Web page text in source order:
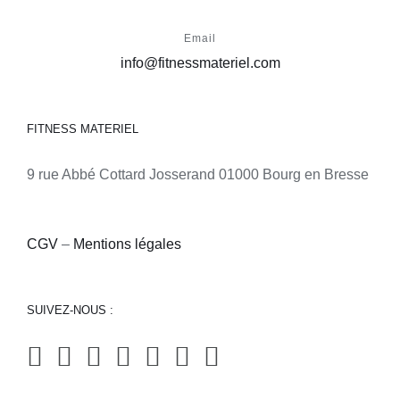
Email
info@fitnessmateriel.com
FITNESS MATERIEL
9 rue Abbé Cottard Josserand 01000 Bourg en Bresse
CGV – Mentions légales
SUIVEZ-NOUS :